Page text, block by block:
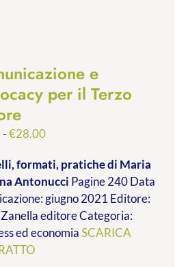
e
per il Terzo
-€28.00Fascia
prezzo:
da
€9.99
a
€28.00
formati, pratichedi Maria
Antonucci Pagine 240 Data
giugno 2021 Editore:
Zanella editore Categoria:
ed economiaSCARICA